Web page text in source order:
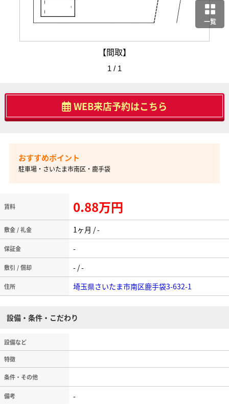
一覧
【間取】
1 / 1
WEB来店予約はこちら
駐車場・さいたま市南区・鹿手袋
賃料 0.88万円
敷金 / 礼金 1ヶ月 / -
保証金 -
敷引 / 償却 - / -
住所 埼玉県さいたま市南区鹿手袋3-632-1
設備・条件・こだわり
設備など
特徴
条件・その他
備考 -